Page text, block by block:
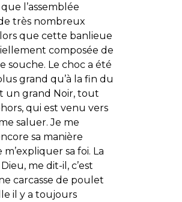
l’assemblée
très nombreux
que cette banlieue
composée de
souche. Le choc a été
grand qu’à la fin du
un grand Noir, tout
qui est venu vers
saluer. Je me
sa manière
sa foi. La
me dit-il, c’est
carcasse de poulet
il y a toujours